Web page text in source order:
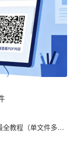
教程（单文件多文